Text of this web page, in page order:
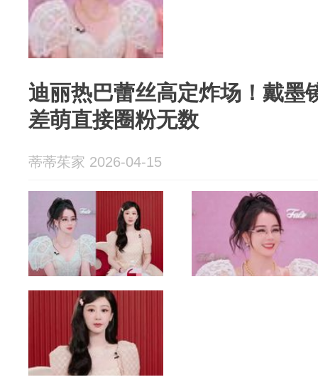
迪丽热巴蕾丝高定炸场！戴墨
差萌直接圈粉无数
蒂蒂茱家 2026-04-15